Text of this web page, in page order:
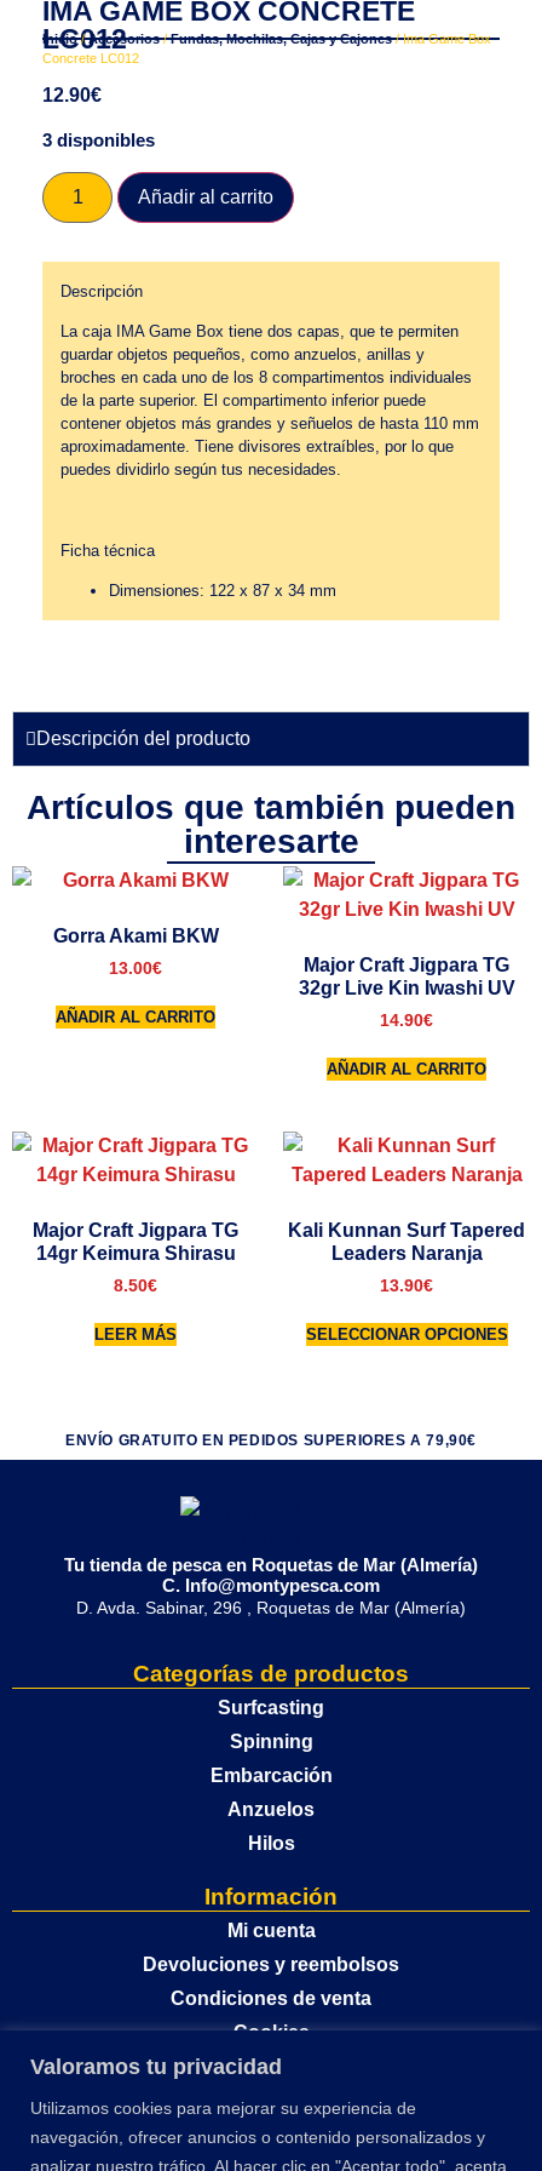
Valoramos tu privacidad
Utilizamos cookies para mejorar su experiencia de
navegación, ofrecer anuncios o contenido personalizados y
analizar nuestro tráfico. Al hacer clic en "Aceptar todo", acepta
IMA GAME BOX CONCRETE
LC012
Inicio/Accesorios/Fundas, Mochilas, Cajas y Cajones/ Ima Game Box
Concrete LC012
12.90€
3 disponibles
Añadir al carrito
Descripción
La caja IMA Game Box tiene dos capas, que te permiten
guardar objetos pequeños, como anzuelos, anillas y
broches en cada uno de los 8 compartimentos individuales
de la parte superior. El compartimento inferior puede
contener objetos más grandes y señuelos de hasta 110 mm
aproximadamente. Tiene divisores extraíbles, por lo que
puedes dividirlo según tus necesidades.
Ficha técnica
Dimensiones: 122 x 87 x 34 mm
Descripción del producto
Artículos que también pueden
interesarte
Gorra Akami BKW
13.00€
AÑADIR AL CARRITO
Major Craft Jigpara TG
32gr Live Kin Iwashi UV
14.90€
AÑADIR AL CARRITO
Major Craft Jigpara TG
14gr Keimura Shirasu
8.50€
LEER MÁS
Kali Kunnan Surf Tapered
Leaders Naranja
13.90€
SELECCIONAR OPCIONES
ENVÍO GRATUITO EN PEDIDOS SUPERIORES A 79,90€
Tu tienda de pesca en Roquetas de Mar (Almería)
C. Info@montypesca.com
D. Avda. Sabinar, 296 , Roquetas de Mar (Almería)
Categorías de productos
Surfcasting
Spinning
Embarcación
Anzuelos
Hilos
Información
Mi cuenta
Devoluciones y reembolsos
Condiciones de venta
Cookies
Política de privacidad